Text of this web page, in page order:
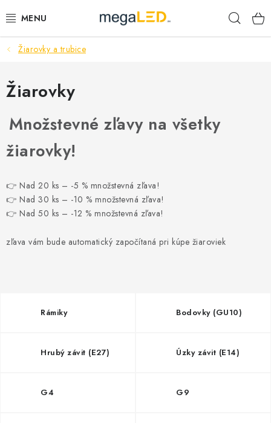
na
PRIEMYSEL
SVIETIDLÁ
ŽIAROVKY A TRUBICE
PRACOVNÉ SVIETIDLÁ
VENTILÁTORY
SAMSUNG SVIETIDLÁ
KONTAKTY
Žiarovky a trubice
Žiarovky
Množstevné zľavy na všetky
žiarovky!
👉 Nad 20 ks – -5 % množstevná zľava!
👉 Nad 30 ks – -10 % množstevná zľava!
👉 Nad 50 ks – -12 % množstevná zľava!
zľava vám bude automatický započítaná pri kúpe žiaroviek
Rámiky Bodovky (GU10)
Hrubý závit (E27) Úzky závit (E14)
G4 G9